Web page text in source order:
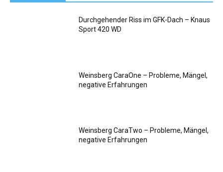
Durchgehender Riss im GFK-Dach – Knaus
Sport 420 WD
Weinsberg CaraOne – Probleme, Mängel,
negative Erfahrungen
Weinsberg CaraTwo – Probleme, Mängel,
negative Erfahrungen